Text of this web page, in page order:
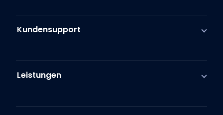
Kundensupport
Leistungen